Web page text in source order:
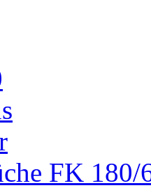
FK 180/